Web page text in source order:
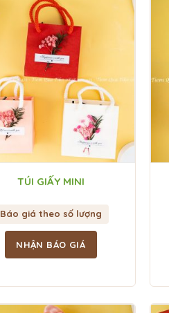
TÚI GIẤY MINI
Báo giá theo số lượng
NHẬN BÁO GIÁ